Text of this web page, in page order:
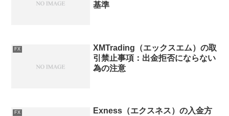
基準
FX
XMTrading（エックスエム）の取
引禁止事項：出金拒否にならない
為の注意
FX
Exness（エクスネス）の入金方